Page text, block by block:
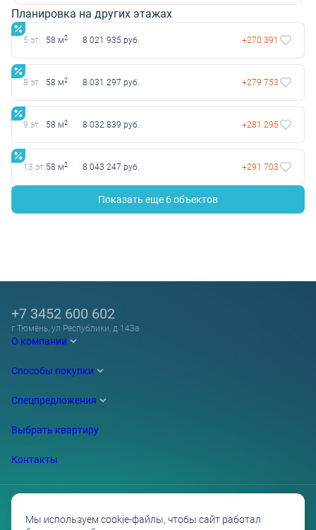
Планировка на других этажах
5 эт. 58 м2 8 021 935 руб. +270 391
8 эт. 58 м2 8 031 297 руб. +279 753
9 эт. 58 м2 8 032 839 руб. +281 295
13 эт.58 м2 8 043 247 руб. +291 703
Показать еще 6 объектов
О компании
Способы покупки
Спецпредложения
Выбрать квартиру
Контакты
+7 3452 600 602
г Тюмень, ул Республики, д 143а
Мы используем cookie-файлы, чтобы сайт работал